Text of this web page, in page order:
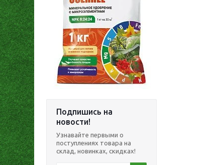
Подпишись на
новости!
Узнавайте первыми о
поступлениях товара на
склад, новинках, скидках!